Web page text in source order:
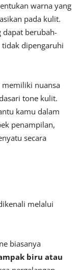
warna yang
pada kulit.
dapat berubah-
dipengaruhi
nuansa
tone kulit.
kamu dalam
penampilan,
secara
melalui
biasanya
biru atau